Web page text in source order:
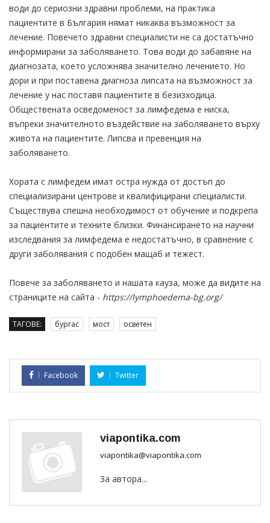
води до сериозни здравни проблеми, на практика
пациентите в България нямат никаква възможност за
лечение. Повечето здравни специалисти не са достатъчно
информирани за заболяването. Това води до забавяне на
диагнозата, което усложнява значително лечението. Но
дори и при поставена диагноза липсата на възможност за
лечение у нас поставя пациентите в безизходица.
Обществената осведоменост за лимфедема е ниска,
въпреки значителното въздействие на заболяването върху
живота на пациентите. Липсва и превенция на
заболяването.
Хората с лимфедем имат остра нужда от достъп до
специализирани центрове и квалифицирани специалисти.
Съществува спешна необходимост от обучение и подкрепа
за пациентите и техните близки. Финансирането на научни
изследвания за лимфедема е недостатъчно, в сравнение с
други заболявания с подобен мащаб и тежест.
Повече за заболяването и нашата кауза, може да видите на
страниците на сайта - https://lymphoedema-bg.org/
ТАГОВЕ: бургас мост осветен
Facebook Twitter
viapontika.com
viapontika@viapontika.com
За автора...